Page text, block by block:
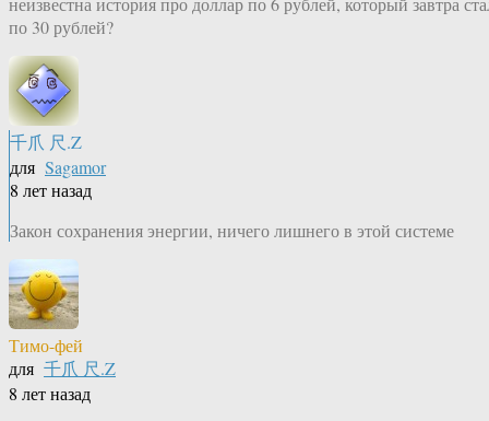
по 30 рублей?
千爪 尺.Z
для Sagamor
8 лет назад
Закон сохранения энергии, ничего лишнего в этой системе
Тимо-фей
для 千爪 尺.Z
8 лет назад